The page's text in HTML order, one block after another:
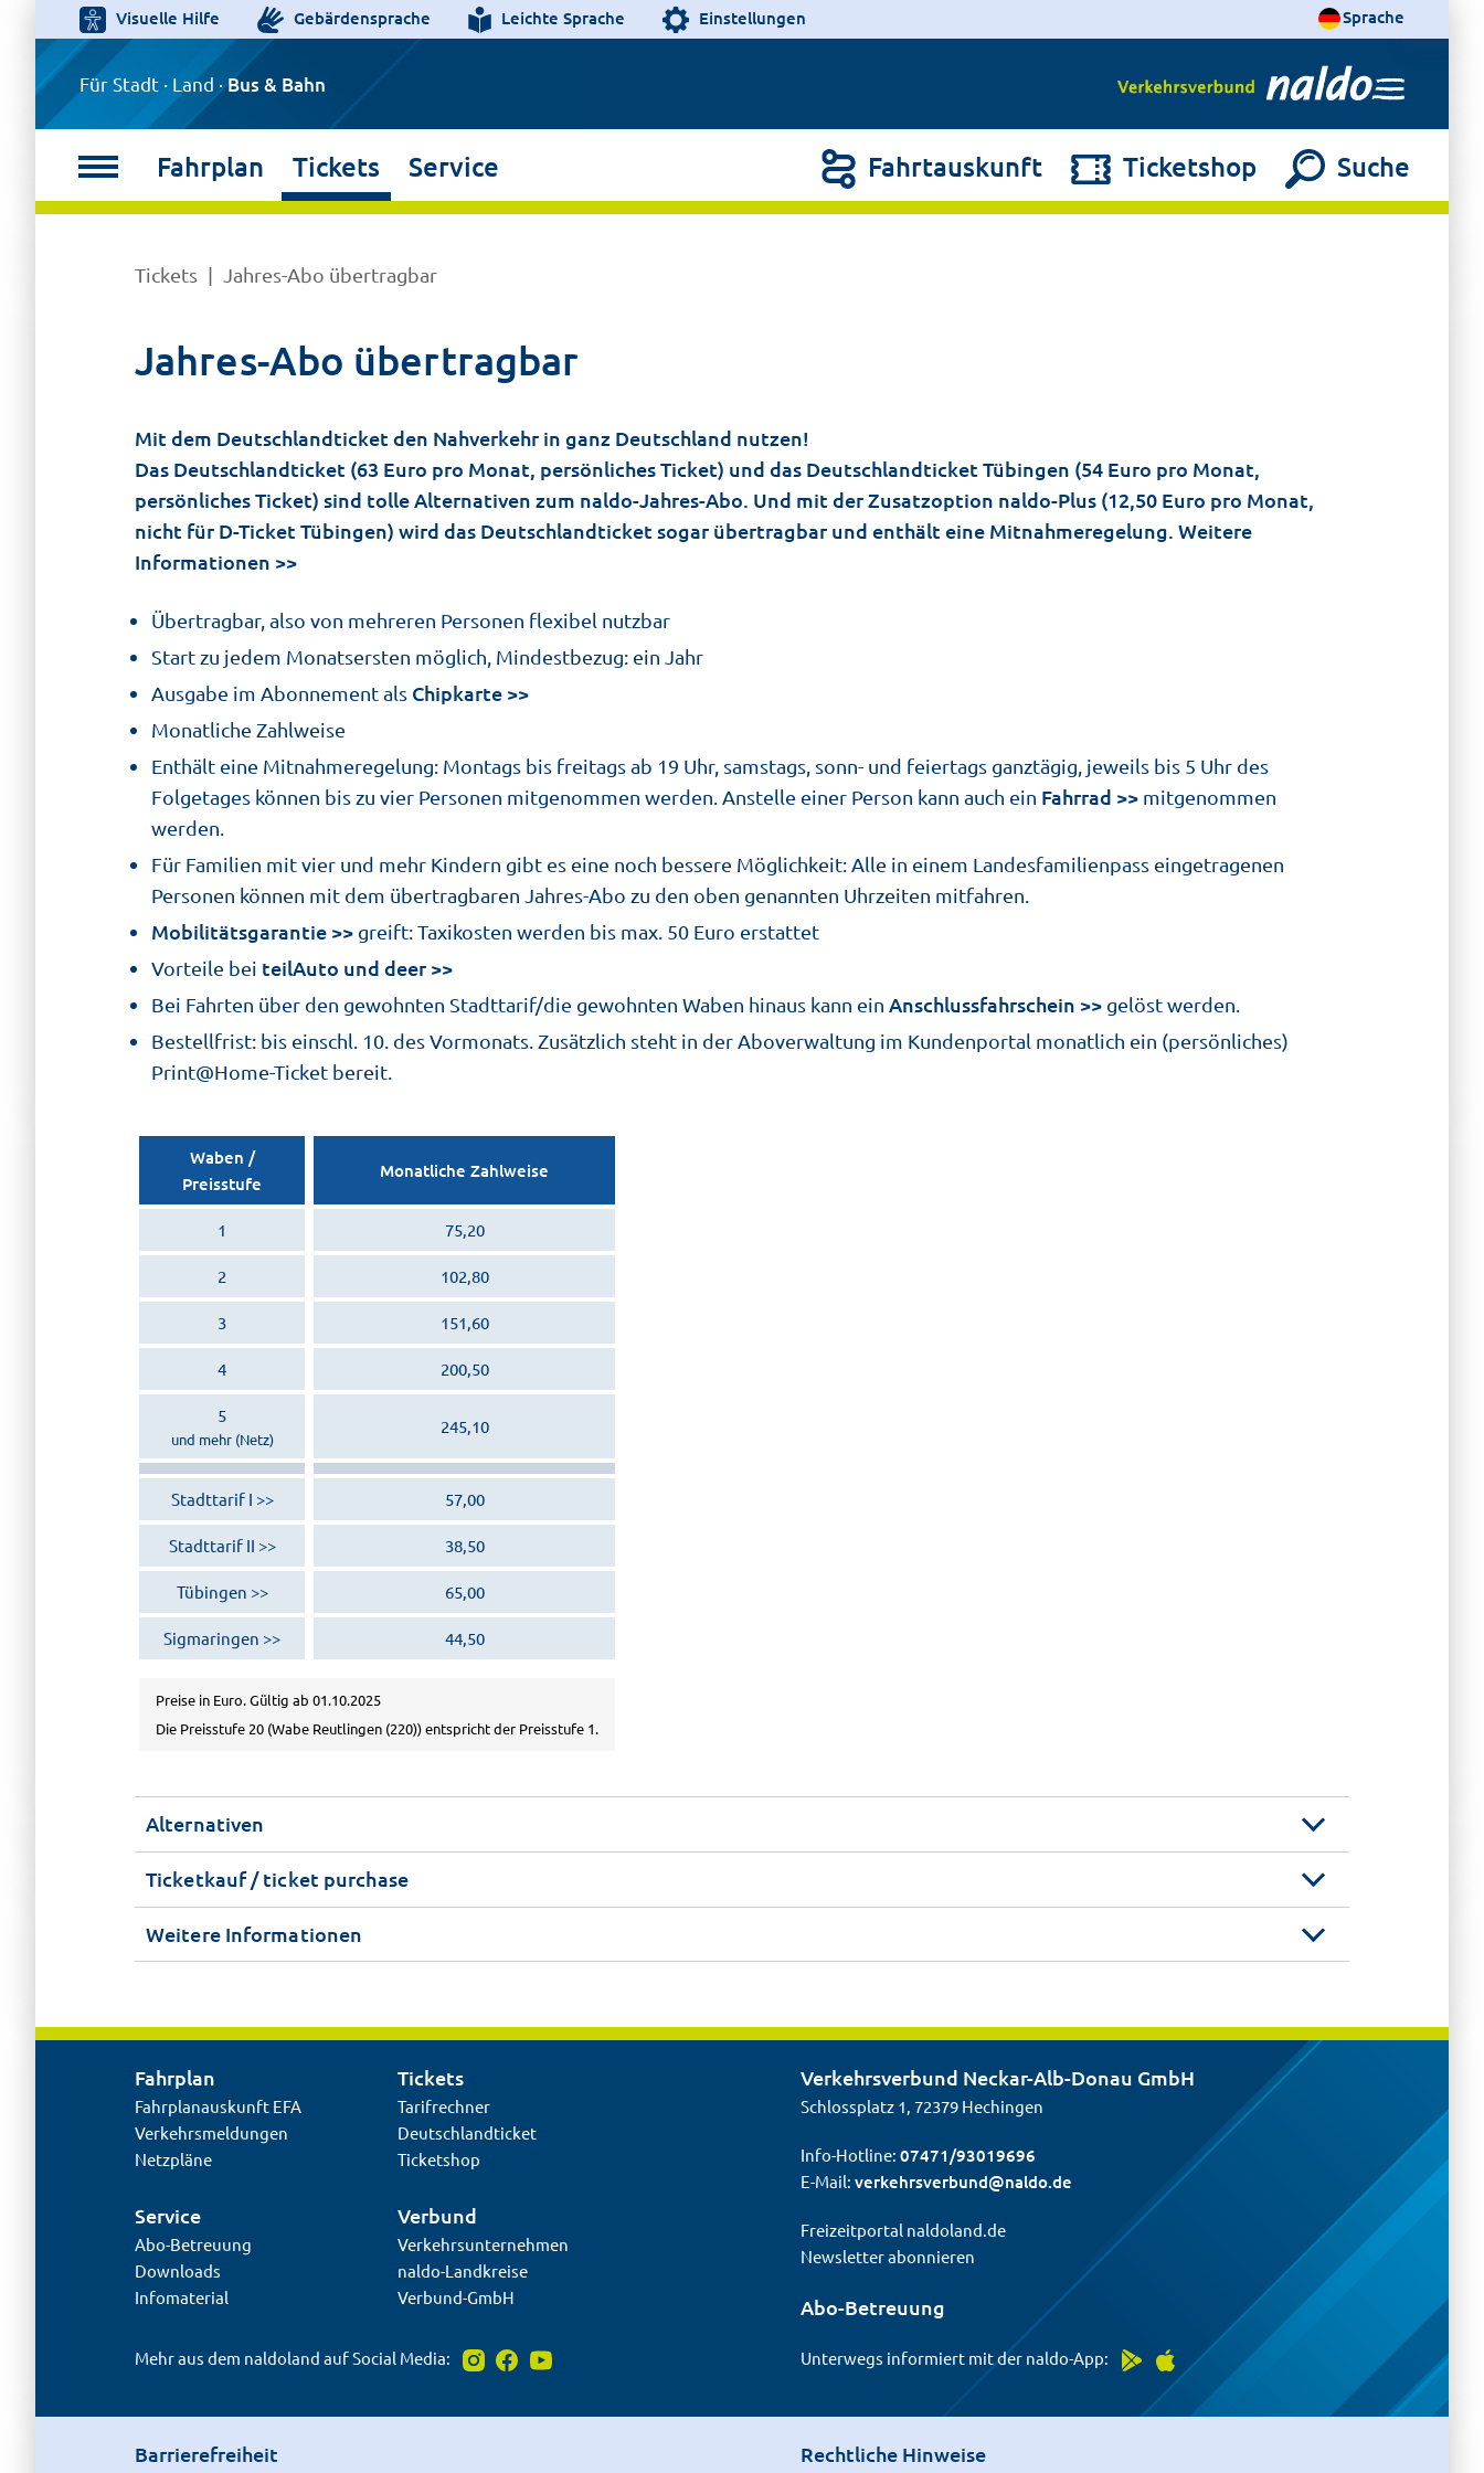
Visuelle Hilfe Gebärdensprache Leichte Sprache Einstellungen Sprache
Für Stadt · Land ·Bus & Bahn
Fahrplan Tickets Service Fahrtauskunft Ticketshop Suche
Tickets Jahres-Abo übertragbar
Jahres-Abo übertragbar
Mit dem Deutschlandticket den Nahverkehr in ganz Deutschland nutzen!
Das Deutschlandticket (63 Euro pro Monat, persönliches Ticket) und das Deutschlandticket Tübingen (54 Euro pro Monat,
persönliches Ticket) sind tolle Alternativen zum naldo-Jahres-Abo. Und mit der Zusatzoption naldo-Plus (12,50 Euro pro Monat,
nicht für D-Ticket Tübingen) wird das Deutschlandticket sogar übertragbar und enthält eine Mitnahmeregelung. Weitere
Informationen
Übertragbar, also von mehreren Personen flexibel nutzbar
Start zu jedem Monatsersten möglich, Mindestbezug: ein Jahr
Ausgabe im Abonnement als Chipkarte
Monatliche Zahlweise
Enthält eine Mitnahmeregelung: Montags bis freitags ab 19 Uhr, samstags, sonn- und feiertags ganztägig, jeweils bis 5 Uhr des
Folgetages können bis zu vier Personen mitgenommen werden. Anstelle einer Person kann auch ein Fahrrad
mitgenommen
werden.
Für Familien mit vier und mehr Kindern gibt es eine noch bessere Möglichkeit: Alle in einem Landesfamilienpass eingetragenen
Personen können mit dem übertragbaren Jahres-Abo zu den oben genannten Uhrzeiten mitfahren.
Mobilitätsgarantie
greift: Taxikosten werden bis max. 50 Euro erstattet
Vorteile bei teilAuto und deer
Bei Fahrten über den gewohnten Stadttarif/die gewohnten Waben hinaus kann ein Anschlussfahrschein
gelöst werden.
Bestellfrist: bis einschl. 10. des Vormonats. Zusätzlich steht in der Aboverwaltung im Kundenportal monatlich ein (persönliches)
Print@Home-Ticket bereit.
Waben /
Preisstufe
Monatliche Zahlweise
1 75,20
2 102,80
3 151,60
4 200,50
5
und mehr (Netz)
245,10
Stadttarif I 57,00
Stadttarif II 38,50
Tübingen 65,00
Sigmaringen 44,50
Preise in Euro. Gültig ab 01.10.2025
Die Preisstufe 20 (Wabe Reutlingen (220)) entspricht der Preisstufe 1.
Alternativen
Ticketkauf / ticket purchase
Weitere Informationen
Fahrplan
Fahrplanauskunft EFA
Verkehrsmeldungen
Netzpläne
Tickets
Tarifrechner
Deutschlandticket
Ticketshop
Service
Abo-Betreuung
Downloads
Infomaterial
Verbund
Verkehrsunternehmen
naldo-Landkreise
Verbund-GmbH
Verkehrsverbund Neckar-Alb-Donau GmbH
Schlossplatz 1, 72379 Hechingen
Info-Hotline:07471/93019696
E-Mail:verkehrsverbund@naldo.de
Freizeitportal naldoland.de
Newsletter abonnieren
Abo-Betreuung
Mehr aus dem naldoland auf Social Media: Unterwegs informiert mit der naldo-App:
Barrierefreiheit Rechtliche Hinweise